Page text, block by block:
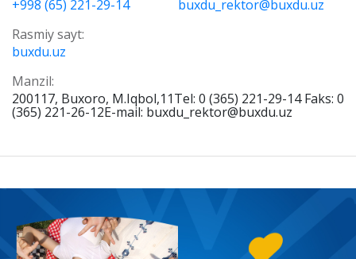
+998 (65) 221-29-14
buxdu_rektor@buxdu.uz
Rasmiy sayt:
buxdu.uz
Manzil:
200117, Buxoro, M.Iqbol,11Tel: 0 (365) 221-29-14 Faks: 0
(365) 221-26-12E-mail: buxdu_rektor@buxdu.uz